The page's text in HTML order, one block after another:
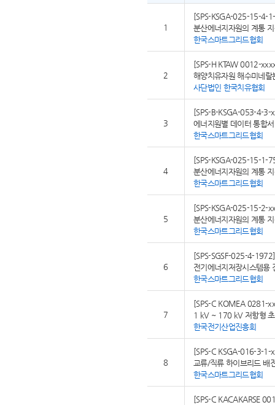
1
[SPS-KSGA-025-15-4-
분산에너지자원의 계통
한국스마트그리드협회
2
[SPS-H KTAW 0012-
해양치유자원 해수미네랄
사단법인 한국치유협회
3
[SPS-B-KSGA-053-4-3-
에너지원별 데이터 통합
한국스마트그리드협회
4
[SPS-KSGA-025-15-1-
분산에너지자원의 계통
한국스마트그리드협회
5
[SPS-KSGA-025-15-2-
분산에너지자원의 계통
한국스마트그리드협회
6
[SPS-SGSF-025-4-1972]
전기에너지저장시스템용
한국스마트그리드협회
7
[SPS-C KOMEA 0281-
1 kV ~ 170 kV 저항형
한국전기산업진흥회
8
[SPS-C KSGA-016-3-1-
교류/직류 하이브리드 배
한국스마트그리드협회
[SPS-C KACAKARSE